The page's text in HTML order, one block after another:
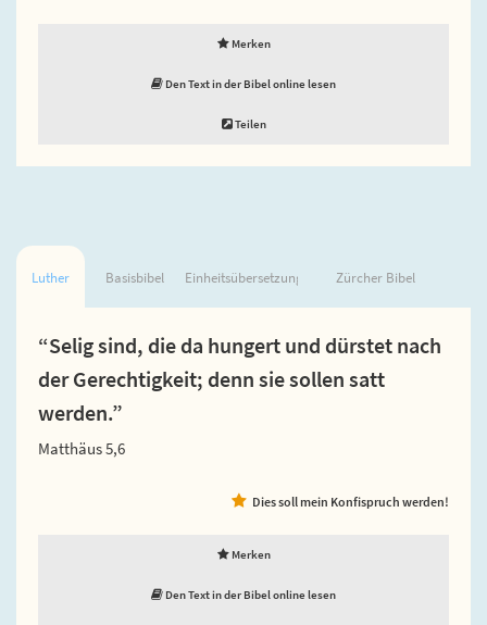
Merken
Den Text in der Bibel online lesen
Teilen
Luther Basisbibel Einheitsübersetzung Zürcher Bibel
“Selig sind, die da hungert und dürstet nach
der Gerechtigkeit; denn sie sollen satt
werden.”
Matthäus 5,6
Dies soll mein Konfispruch werden!
Merken
Den Text in der Bibel online lesen